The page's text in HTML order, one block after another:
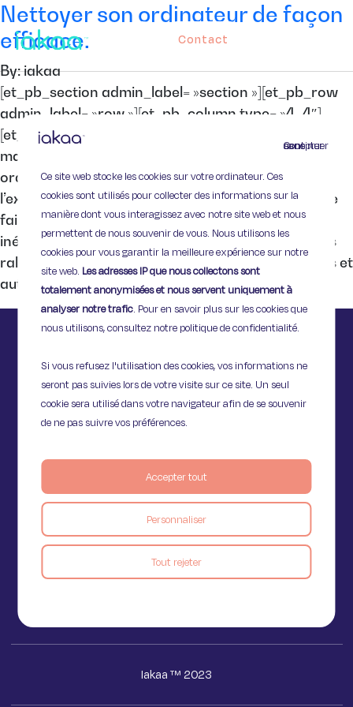
Continuer sans accepter
Ce site web stocke les cookies sur votre ordinateur. Ces
cookies sont utilisés pour collecter des informations sur la
manière dont vous interagissez avec notre site web et nous
permettent de nous souvenir de vous. Nous utilisons les
cookies pour vous garantir la meilleure expérience sur notre
site web. Les adresses IP que nous collectons sont
totalement anonymisées et nous servent uniquement à
analyser notre trafic. Pour en savoir plus sur les cookies que
nous utilisons, consultez notre politique de confidentialité.
Si vous refusez l'utilisation des cookies, vos informations ne
seront pas suivies lors de votre visite sur ce site. Un seul
cookie sera utilisé dans votre navigateur afin de se souvenir
de ne pas suivre vos préférences.
Personnaliser
Tout rejeter
Accepter tout
Contact
Nettoyer son ordinateur de façon
efficace.
By: iakaa
[et_pb_section admin_label= »section »][et_pb_row
admin_label= »row »][et_pb_column type= »4_4″]
[et_pb_text admin_label= »Texte »] Cliquer de
manière frénétique n’arrangera rien : votre
ordinateur est d’une lenteur affligeante. On vous
l’expliquait dans notre article « Ordinateur lent, que
faire ? » : au fil du temps, un ordinateur accumule
inévitablement des fichiers résiduels et ces fichiers
ralentissent votre appareil. Autre option : des virus et
autres logiciels […]
11 Rue de Provence,
75009 Paris
Voir le blog
Iakaa ™ 2023